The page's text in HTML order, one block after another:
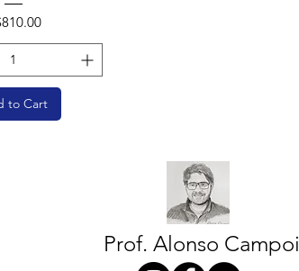
to Cart
Prof. Alonso Campoi